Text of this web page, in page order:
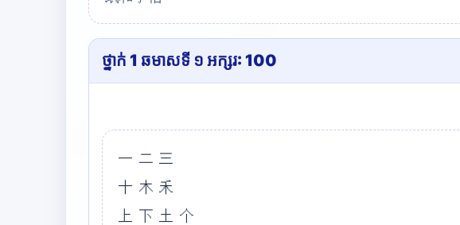
ថ្នាក់ 1 ឆមាសទី ១ អក្សរ: 100
一二三
十木禾
上下土个